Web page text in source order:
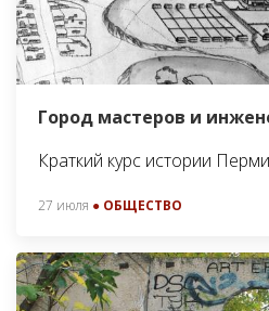
Город мастеров и
Краткий курс истории
27 июля ● ОБЩЕСТВО